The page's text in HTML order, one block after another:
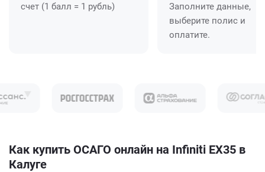
счет (1 балл = 1 рубль)
Заполните данные,
выберите полис и
оплатите.
Как купить ОСАГО онлайн на Infiniti EX35 в
Калуге